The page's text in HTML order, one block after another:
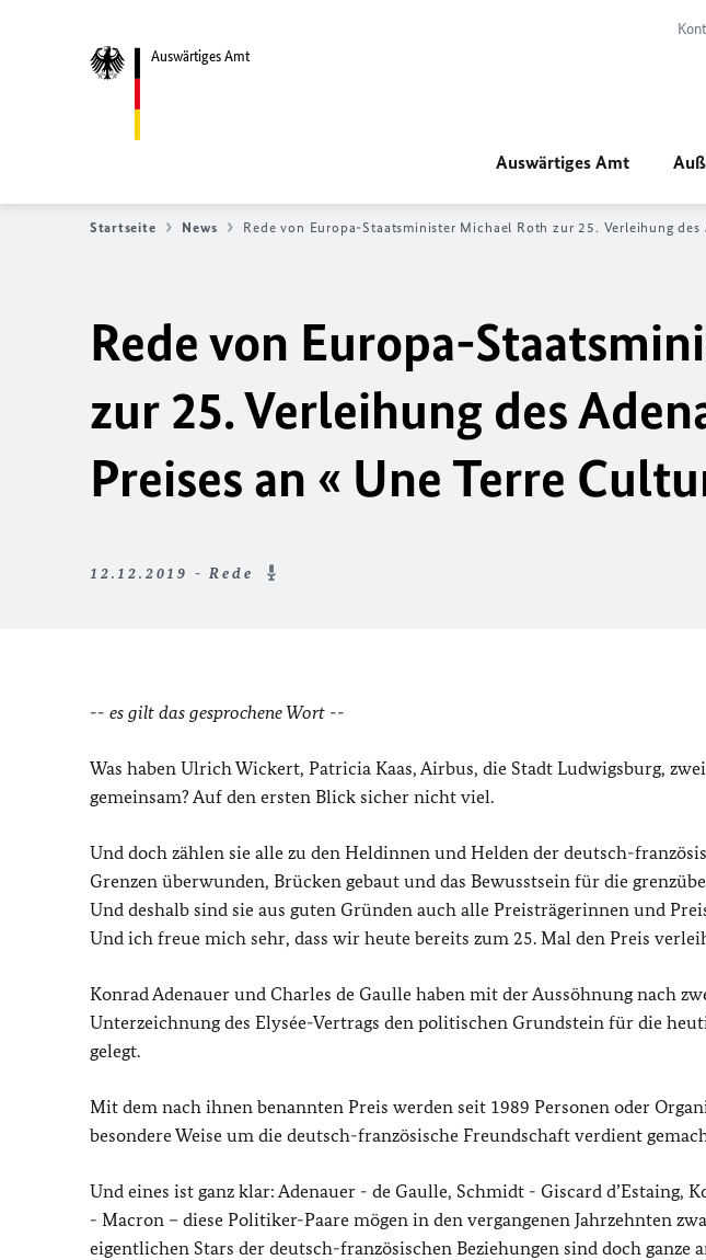
Auswärtiges Amt
Auswärtiges Amt
Startseite News Rede von Europa-Staatsminister Michael Roth zur 25. Verleihung des
Rede von Europa-
zur 25. Verleihung des
Preises an « Une Terre
12.12.2019 - Rede
-- es gilt das gesprochene Wort --
Was haben Ulrich Wickert, Patricia Kaas, Airbus, die Stadt Ludwigsburg,
gemeinsam? Auf den ersten Blick sicher nicht viel.
Und doch zählen sie alle zu den Heldinnen und Helden der deutsch-
Grenzen überwunden, Brücken gebaut und das Bewusstsein für die
Und deshalb sind sie aus guten Gründen auch alle Preisträgerinnen und
Und ich freue mich sehr, dass wir heute bereits zum 25. Mal den Preis
Konrad Adenauer und Charles de Gaulle haben mit der Aussöhnung nach
Unterzeichnung des Elysée-Vertrags den politischen Grundstein für die
gelegt.
Mit dem nach ihnen benannten Preis werden seit 1989 Personen oder
besondere Weise um die deutsch-französische Freundschaft verdient
Und eines ist ganz klar: Adenauer - de Gaulle, Schmidt - Giscard d’Estaing,
- Macron – diese Politiker-Paare mögen in den vergangenen Jahrzehnten
eigentlichen Stars der deutsch-französischen Beziehungen sind doch ganze